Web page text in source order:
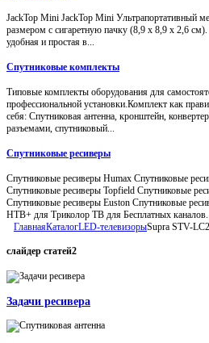
JackTop Mini JackTop Mini Ультрапортативный
размером с сигаретную пачку (8,9 x 8,9 x 2,6
удобная и простая в...
Спутниковые комплекты
Типовые комплекты оборудования для
профессиональной установки.Комплект как
себя: Спутниковая антенна, кронштейн,
разъемами, спутниковый...
Спутниковые ресиверы
Спутниковые ресиверы Humax Спутниковые
Спутниковые ресиверы Topfield Спутниковые
Спутниковые ресиверы Euston Спутниковые
НТВ+ для Триколор ТВ для Бесплатных каналов...
ГлавнаяКаталогLED-телевизорыSupra STV-
слайдер статей2
Задачи ресивера